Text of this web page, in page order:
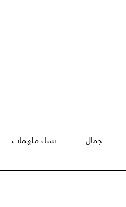
جمال نساء ملهمات